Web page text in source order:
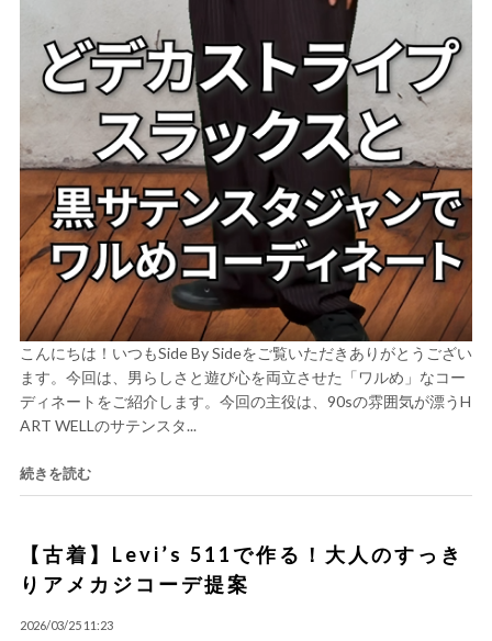
こんにちは！いつもSide By Sideをご覧いただきありがとうござい
ます。今回は、男らしさと遊び心を両立させた「ワルめ」なコー
ディネートをご紹介します。今回の主役は、90sの雰囲気が漂うH
ART WELLのサテンスタ...
続きを読む
【古着】Levi’s 511で作る！大人のすっき
りアメカジコーデ提案
2026/03/25 11:23